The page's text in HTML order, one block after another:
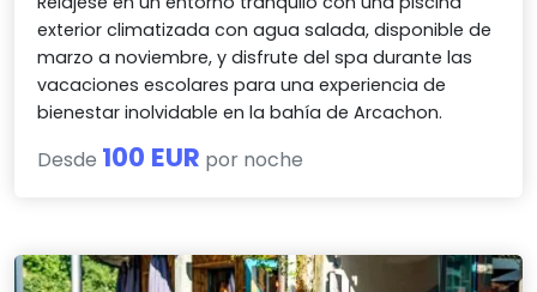
exterior climatizada con agua salada, disponible de
marzo a noviembre, y disfrute del spa durante las
vacaciones escolares para una experiencia de
bienestar inolvidable en la bahía de Arcachon.
Desde 100 EUR por noche